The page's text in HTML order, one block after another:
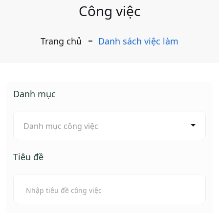
Công việc
Trang chủ Danh sách việc làm
Danh mục
Danh mục công việc
Tiêu đề